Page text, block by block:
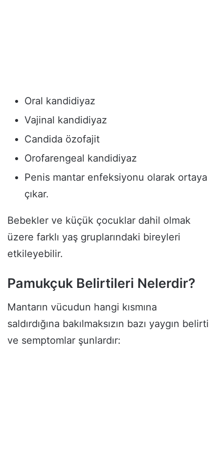
Oral kandidiyaz
Vajinal kandidiyaz
Candida özofajit
Orofarengeal kandidiyaz
Penis mantar enfeksiyonu olarak ortaya
çıkar.
Bebekler ve küçük çocuklar dahil olmak
üzere farklı yaş gruplarındaki bireyleri
etkileyebilir.
Pamukçuk Belirtileri Nelerdir?
Mantarın vücudun hangi kısmına
saldırdığına bakılmaksızın bazı yaygın belirti
ve semptomlar şunlardır: